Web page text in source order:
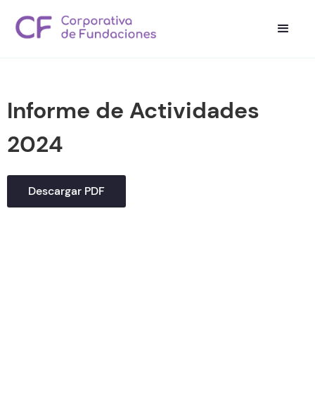
Informe de Actividades
2024
Descargar PDF